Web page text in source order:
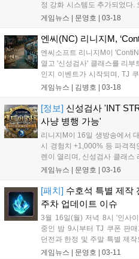
정 강화 시스템도 추가되었다.
으며 세공, 패스, 충전석 등의
게임뉴스 | 문영호 03-18
엔씨(NC) 리니지M,
엔씨소프트 리니지M이
열고 '신성검사' 클래스를 리부
인지 이벤트가 시작되며, TJ
적용된다....
게임뉴스 | 김병호 03-18
[정보] 신성검사 'INT
사냥 병행 가능'
리니지M이 16일 생방송에서
시 경험치 +1,000% 등 파격적
렌이 열리며, 신성검사 클래스
개선 및 TJ 쿠폰 7종 지급 등이
게임뉴스 | 문영호 03-16
[패치] 수호석 특별 제작
주차 업데이트 이슈
3월 16일(월) 저녁 8시 '인사
중인 밤 9시부터 TJ 쿠폰 판
던전과 한정 및 주말 특별 제
호석은 지난 주말 패키지와 비
게임뉴스 | 문영호 03-11